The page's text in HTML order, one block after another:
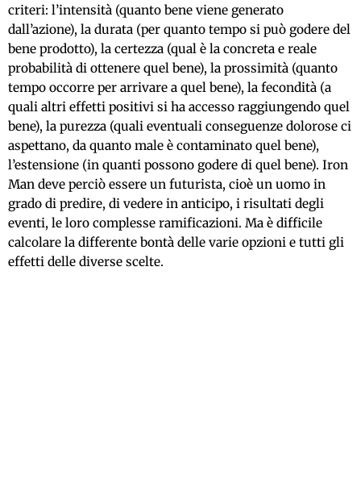
criteri: l’intensità (quanto bene viene generato
dall’azione), la durata (per quanto tempo si può godere del
bene prodotto), la certezza (qual è la concreta e reale
probabilità di ottenere quel bene), la prossimità (quanto
tempo occorre per arrivare a quel bene), la fecondità (a
quali altri effetti positivi si ha accesso raggiungendo quel
bene), la purezza (quali eventuali conseguenze dolorose ci
aspettano, da quanto male è contaminato quel bene),
l’estensione (in quanti possono godere di quel bene). Iron
Man deve perciò essere un futurista, cioè un uomo in
grado di predire, di vedere in anticipo, i risultati degli
eventi, le loro complesse ramificazioni. Ma è difficile
calcolare la differente bontà delle varie opzioni e tutti gli
effetti delle diverse scelte.